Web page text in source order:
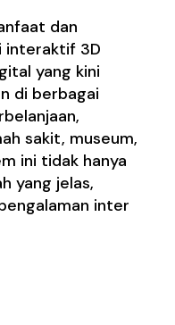
dan
interaktif 3D
yang kini
di berbagai
sakit, museum,
ini tidak hanya
yang jelas,
inter